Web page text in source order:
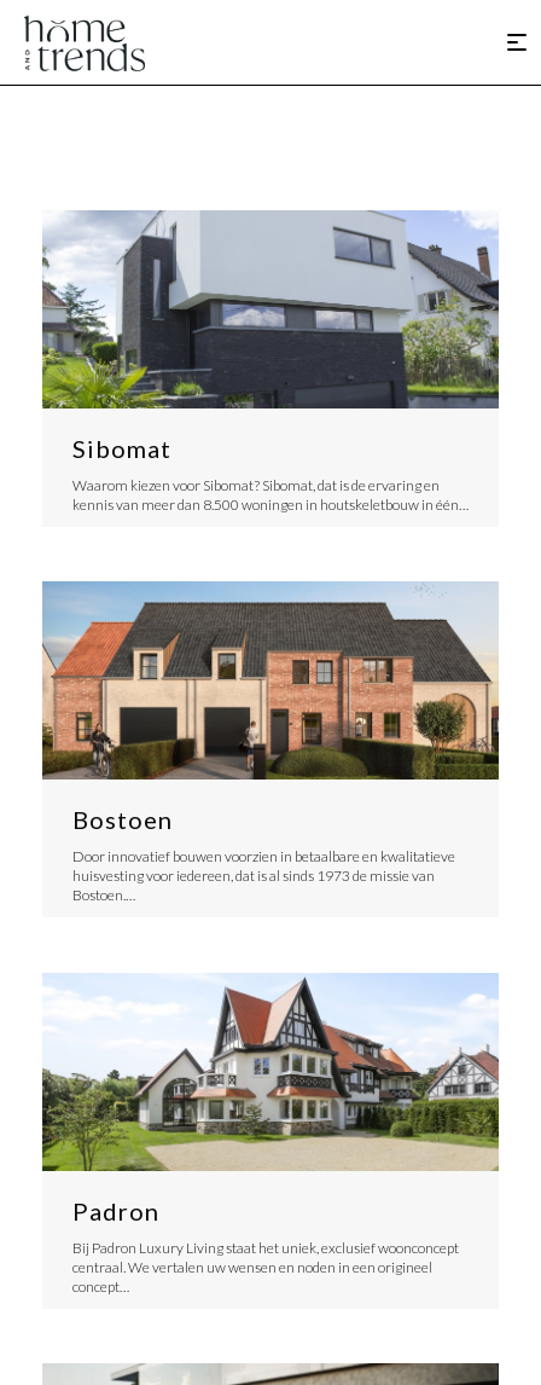
Sibomat
​Waarom kiezen voor Sibomat? Sibomat, dat is de ervaring en
kennis van meer dan 8.500 woningen in houtskeletbouw in één…
Bostoen
Door innovatief bouwen voorzien in betaalbare en kwalitatieve
huisvesting voor iedereen, dat is al sinds 1973 de missie van
Bostoen.…
Padron
Bij Padron Luxury Living staat het uniek, exclusief woonconcept
centraal. We vertalen uw wensen en noden in een origineel
concept…